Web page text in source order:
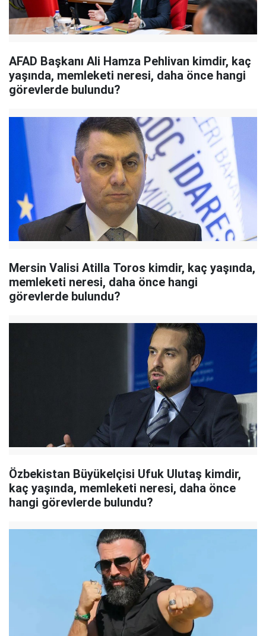
AFAD Başkanı Ali Hamza Pehlivan kimdir, kaç
yaşında, memleketi neresi, daha önce hangi
görevlerde bulundu?
Mersin Valisi Atilla Toros kimdir, kaç yaşında,
memleketi neresi, daha önce hangi
görevlerde bulundu?
Özbekistan Büyükelçisi Ufuk Ulutaş kimdir,
kaç yaşında, memleketi neresi, daha önce
hangi görevlerde bulundu?